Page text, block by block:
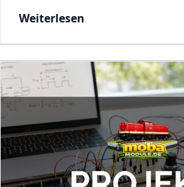
Weiterlesen